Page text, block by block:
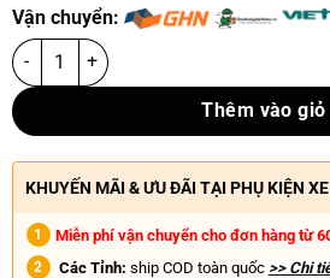
Vận chuyển:
Thêm vào giỏ
KHUYẾN MÃI & ƯU ĐÃI TẠI PHỤ KIỆN
Miễn phí vận chuyển cho đơn hàng từ
Các Tỉnh: ship COD toàn quốc >> Chi